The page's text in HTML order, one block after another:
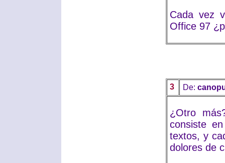
Cada vez
Office 97
3 De:
¿Otro
consiste
textos, y
dolores de